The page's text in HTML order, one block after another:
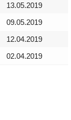
13.05.2019
09.05.2019
12.04.2019
02.04.2019